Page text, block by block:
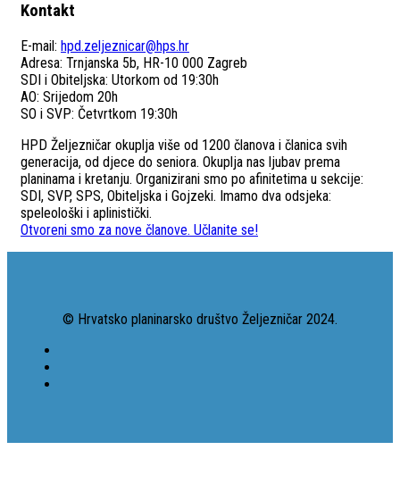
Kontakt
E-mail: hpd.zeljeznicar@hps.hr
Adresa: Trnjanska 5b, HR-10 000 Zagreb
SDI i Obiteljska: Utorkom od 19:30h
AO: Srijedom 20h
SO i SVP: Četvrtkom 19:30h
HPD Željezničar okuplja više od 1200 članova i članica svih
generacija, od djece do seniora. Okuplja nas ljubav prema
planinama i kretanju. Organizirani smo po afinitetima u sekcije:
SDI, SVP, SPS, Obiteljska i Gojzeki. Imamo dva odsjeka:
speleološki i aplinistički.
Otvoreni smo za nove članove. Učlanite se!
© Hrvatsko planinarsko društvo Željezničar 2024.